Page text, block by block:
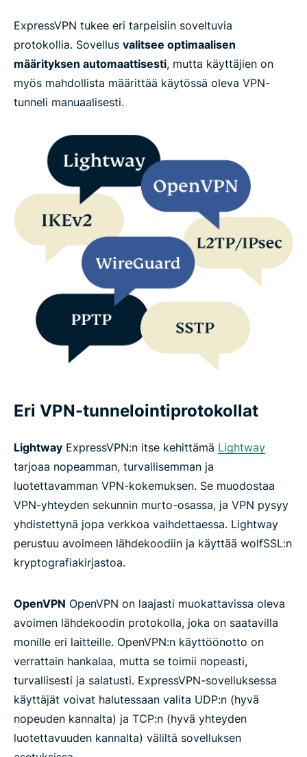
ExpressVPN tukee eri tarpeisiin soveltuvia
protokollia. Sovellus valitsee optimaalisen
määrityksen automaattisesti, mutta käyttäjien on
myös mahdollista määrittää käytössä oleva VPN-
tunneli manuaalisesti.
Eri VPN-tunnelointiprotokollat
Lightway ExpressVPN:n itse kehittämä Lightway
tarjoaa nopeamman, turvallisemman ja
luotettavamman VPN-kokemuksen. Se muodostaa
VPN-yhteyden sekunnin murto-osassa, ja VPN pysyy
yhdistettynä jopa verkkoa vaihdettaessa. Lightway
perustuu avoimeen lähdekoodiin ja käyttää wolfSSL:n
kryptografiakirjastoa.
OpenVPN OpenVPN on laajasti muokattavissa oleva
avoimen lähdekoodin protokolla, joka on saatavilla
monille eri laitteille. OpenVPN:n käyttöönotto on
verrattain hankalaa, mutta se toimii nopeasti,
turvallisesti ja salatusti. ExpressVPN-sovelluksessa
käyttäjät voivat halutessaan valita UDP:n (hyvä
nopeuden kannalta) ja TCP:n (hyvä yhteyden
luotettavuuden kannalta) väliltä sovelluksen